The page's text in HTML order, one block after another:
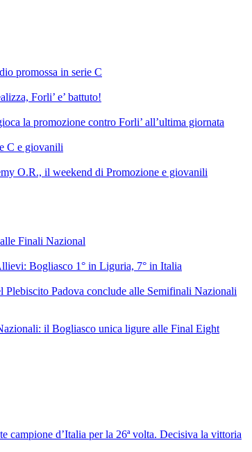
promossa in serie C
Forli’ e’ battuto!
la promozione contro Forli’ all’ultima giornata
C e giovanili
O.R., il weekend di Promozione e giovanili
Finali Nazional
Bogliasco 1° in Liguria, 7° in Italia
Padova conclude alle Semifinali Nazionali
il Bogliasco unica ligure alle Final Eight
campione d’Italia per la 26ª volta. Decisiva la vittoria